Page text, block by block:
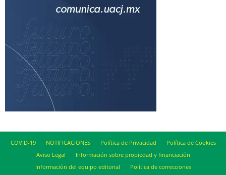
COVID-19 NOTIFICACIONES Política de Privacidad
Política de Cookies
Aviso Legal
Información sobre propiedad y financiación
Información del equipo editorial
Política de correcciones